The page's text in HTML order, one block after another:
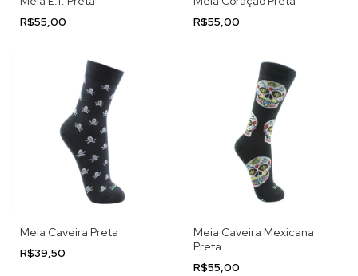
R$55,00
R$55,00
Meia Caveira Preta
R$39,50
Meia Caveira Mexicana
Preta
R$55,00